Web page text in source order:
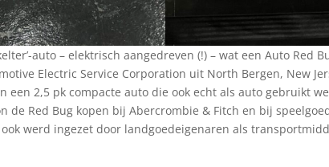
auto – elektrisch aangedreven (!) – wat een Auto Red
Electric Service Corporation uit North Bergen, New
een 2,5 pk compacte auto die ook echt als auto gebruikt
de Red Bug kopen bij Abercrombie & Fitch en bij
werd ingezet door landgoedeigenaren als